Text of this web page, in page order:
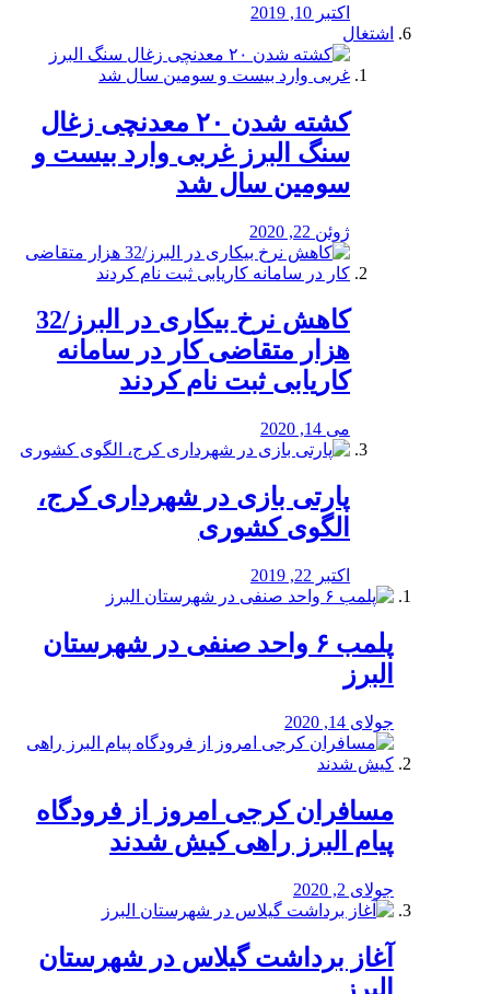
اکتبر 10, 2019
اشتغال
کشته شدن ۲۰ معدنچی زغال
سنگ البرز غربی وارد بیست و
سومین سال شد
ژوئن 22, 2020
کاهش نرخ بیکاری در البرز/32
هزار متقاضی کار در سامانه
کاریابی ثبت نام کردند
می 14, 2020
پارتی بازی در شهرداری کرج،
الگوی کشوری
اکتبر 22, 2019
پلمب ۶ واحد صنفی در شهرستان
البرز
جولای 14, 2020
مسافران کرجی امروز از فرودگاه
پیام البرز راهی کیش شدند
جولای 2, 2020
آغاز برداشت گیلاس در شهرستان
البرز